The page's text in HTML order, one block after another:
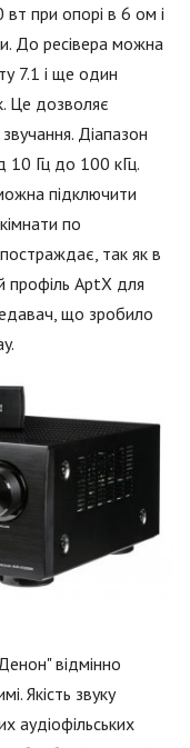
при опорі в 6 ом і
До ресівера можна
7.1 і ще один
Це дозволяє
Діапазон
10 Гц до 100 кГц.
підключити
по
так як в
профіль AptX для
що зробило
відмінно
Якість звуку
аудіофільських